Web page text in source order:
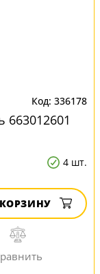
336178
663012601
4 шт.